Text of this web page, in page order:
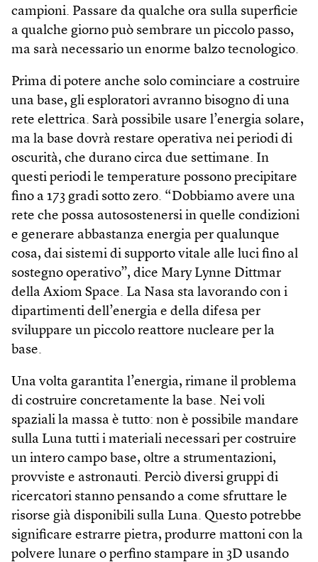
campioni. Passare da qualche ora sulla superficie
a qualche giorno può sembrare un piccolo passo,
ma sarà necessario un enorme balzo tecnologico.
Prima di potere anche solo cominciare a costruire
una base, gli esploratori avranno bisogno di una
rete elettrica. Sarà possibile usare l’energia solare,
ma la base dovrà restare operativa nei periodi di
oscurità, che durano circa due settimane. In
questi periodi le temperature possono precipitare
fino a 173 gradi sotto zero. “Dobbiamo avere una
rete che possa autosostenersi in quelle condizioni
e generare abbastanza energia per qualunque
cosa, dai sistemi di supporto vitale alle luci fino al
sostegno operativo”, dice Mary Lynne Dittmar
della Axiom Space. La Nasa sta lavorando con i
dipartimenti dell’energia e della difesa per
sviluppare un piccolo reattore nucleare per la
base.
Una volta garantita l’energia, rimane il problema
di costruire concretamente la base. Nei voli
spaziali la massa è tutto: non è possibile mandare
sulla Luna tutti i materiali necessari per costruire
un intero campo base, oltre a strumentazioni,
provviste e astronauti. Perciò diversi gruppi di
ricercatori stanno pensando a come sfruttare le
risorse già disponibili sulla Luna. Questo potrebbe
significare estrarre pietra, produrre mattoni con la
polvere lunare o perfino stampare in 3D usando